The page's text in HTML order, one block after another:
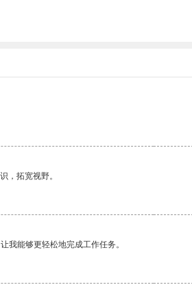
，拓宽视野。
我能够更轻松地完成工作任务。